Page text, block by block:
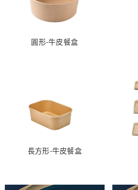
圓形-牛皮餐盒
長方形-牛皮餐盒